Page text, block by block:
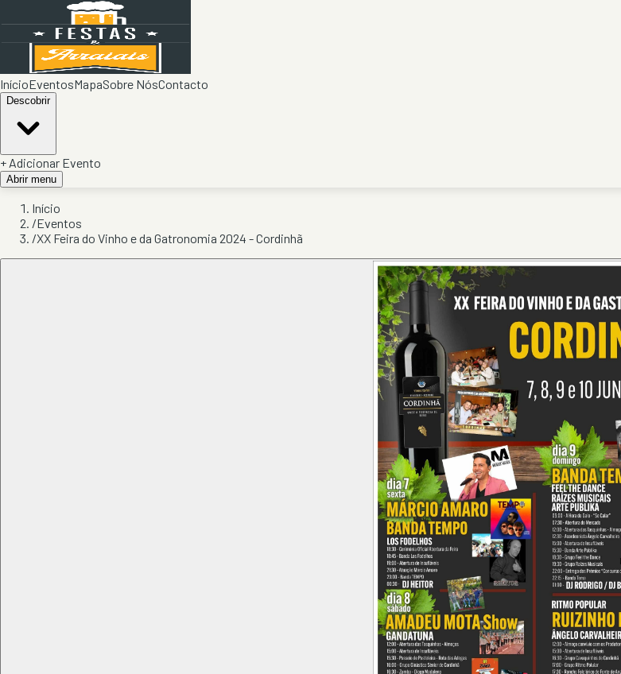
InícioEventosMapaSobre NósContacto
Descobrir
+ Adicionar Evento
Abrir menu
Início
/Eventos
/XX Feira do Vinho e da Gatronomia 2024 - Cordinhã